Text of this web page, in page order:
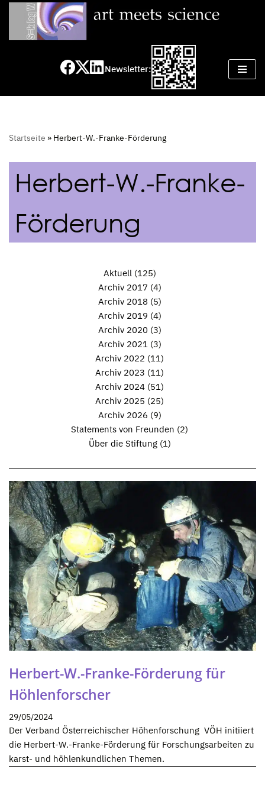
Zum
Newsletter:
Startseite » Herbert-W.-Franke-Förderung
Herbert-W.-Franke-
Förderung
Aktuell(125)
Archiv 2017 (4)
Archiv 2018 (5)
Archiv 2019 (4)
Archiv 2020 (3)
Archiv 2021(3)
Archiv 2022 (11)
Archiv 2023 (11)
Archiv 2024 (51)
Archiv 2025 (25)
Archiv 2026 (9)
Statements von Freunden (2)
Über die Stiftung(1)
Herbert-W.-Franke-Förderung für
Höhlenforscher
29/05/2024
Der Verband Österreichischer Höhenforschung VÖH initiiert
die Herbert-W.-Franke-Förderung für Forschungsarbeiten zu
karst- und höhlenkundlichen Themen.